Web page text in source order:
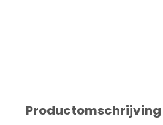
Productomschrijving